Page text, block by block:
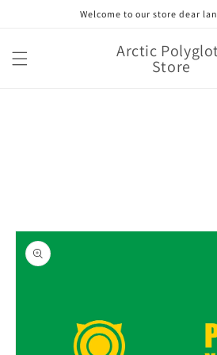
Welcome to our store dear
Arctic
Store